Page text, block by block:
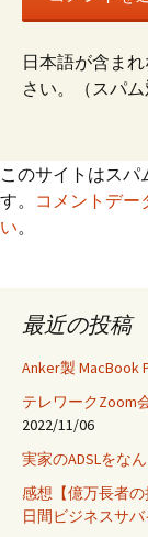
日本語が含ま
さい。（スパム
このサイトはスパ
す。 コメントデー
い。
最近の投稿
Anker製 MacBook
テレワークZoom
2022/11/06
実家のADSLをな
感想【億万長者
日間ビジネスサ